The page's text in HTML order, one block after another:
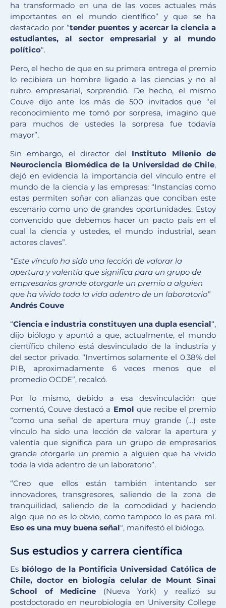
ha transformado en una de las voces actuales más
importantes en el mundo científico” y que se ha
destacado por “tender puentes y acercar la ciencia a
estudiantes, al sector empresarial y al mundo
político“.
Pero, el hecho de que en su primera entrega el premio
lo recibiera un hombre ligado a las ciencias y no al
rubro empresarial, sorprendió. De hecho, el mismo
Couve dijo ante los más de 500 invitados que “el
reconocimiento me tomó por sorpresa, imagino que
para muchos de ustedes la sorpresa fue todavía
mayor”.
Sin embargo, el director del Instituto Milenio de
Neurociencia Biomédica de la Universidad de Chile,
dejó en evidencia la importancia del vínculo entre el
mundo de la ciencia y las empresas: “Instancias como
estas permiten soñar con alianzas que conciban este
escenario como uno de grandes oportunidades. Estoy
convencido que debemos hacer un pacto país en el
cual la ciencia y ustedes, el mundo industrial, sean
actores claves”.
“Este vínculo ha sido una lección de valorar la
apertura y valentía que significa para un grupo de
empresarios grande otorgarle un premio a alguien
que ha vivido toda la vida adentro de un laboratorio”
Andrés Couve
“Ciencia e industria constituyen una dupla esencial“,
dijo biólogo y apuntó a que, actualmente, el mundo
científico chileno está desvinculado de la industria y
del sector privado. “Invertimos solamente el 0.38% del
PIB, aproximadamente 6 veces menos que el
promedio OCDE”, recalcó.
Por lo mismo, debido a esa desvinculación que
comentó, Couve destacó a Emol que recibe el premio
“como una señal de apertura muy grande (…) este
vínculo ha sido una lección de valorar la apertura y
valentía que significa para un grupo de empresarios
grande otorgarle un premio a alguien que ha vivido
toda la vida adentro de un laboratorio”.
“Creo que ellos están también intentando ser
innovadores, transgresores, saliendo de la zona de
tranquilidad, saliendo de la comodidad y haciendo
algo que no es lo obvio, como tampoco lo es para mí.
Eso es una muy buena señal“, manifestó el biólogo.
Sus estudios y carrera científica
Es biólogo de la Pontificia Universidad Católica de
Chile, doctor en biología celular de Mount Sinai
School of Medicine (Nueva York) y realizó su
postdoctorado en neurobiología en University College